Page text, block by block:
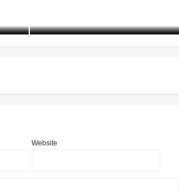
Website